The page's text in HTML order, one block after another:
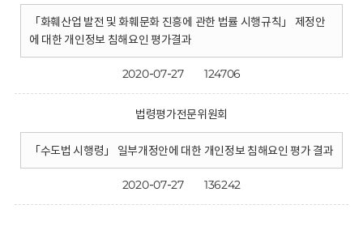
「화훼산업 발전 및 화훼문화 진흥에 관한 법률 시행규칙」 제정안
에 대한 개인정보 침해요인 평가결과
2020-07-27 124706
법령평가전문위원회
「수도법 시행령」 일부개정안에 대한 개인정보 침해요인 평가 결과
2020-07-27 136242